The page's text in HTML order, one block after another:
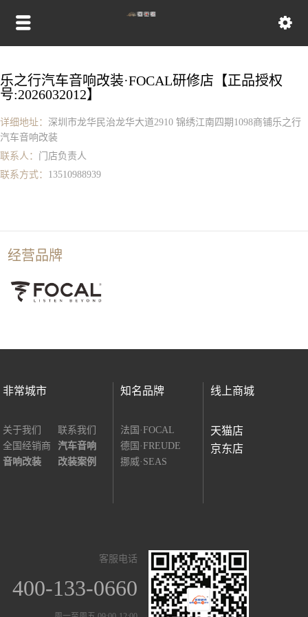
乐之行汽车音响改装·FOCAL研修店【正品授权
号:2026032012】
详细地址： 深圳市龙华民治龙华大道2910 锦绣江南四期1098商铺乐之行
汽车音响改装
联系人： 门店负责人
联系方式： 13510988939
经营品牌
非常城市
关于我们
联系我们
全国经销商
汽车音响
音响改装
改装案例
知名品牌
法国·FOCAL
德国·FREUDE
挪威·SEAS
线上商城
天猫店
京东店
客服电话
400-133-0660